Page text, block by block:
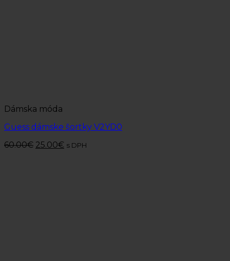
Dámska móda
Guess dámske šortky V2YD0
60.00€ 25.00€ s DPH